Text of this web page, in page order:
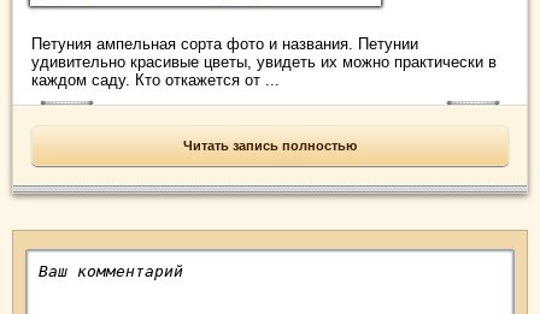
Петуния ампельная сорта фото и названия. Петунии
удивительно красивые цветы, увидеть их можно практически в
каждом саду. Кто откажется от ...
Читать запись полностью